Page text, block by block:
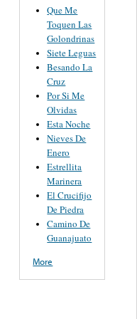
Que Me
Toquen Las
Golondrinas
Siete Leguas
Besando La
Cruz
Por Si Me
Olvidas
Esta Noche
Nieves De
Enero
Estrellita
Marinera
El Crucifijo
De Piedra
Camino De
Guanajuato
More